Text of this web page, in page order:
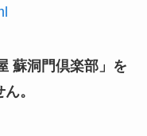
蘇洞門倶楽部」を
。